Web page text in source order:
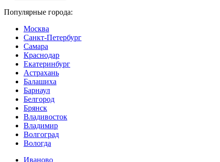
Популярные города:
Москва
Санкт-Петербург
Самара
Краснодар
Екатеринбург
Астрахань
Балашиха
Барнаул
Белгород
Брянск
Владивосток
Владимир
Волгоград
Вологда
Иваново